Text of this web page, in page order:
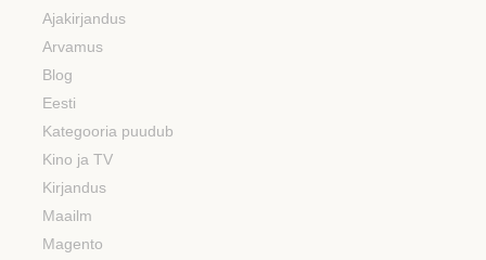
Ajakirjandus
Arvamus
Blog
Eesti
Kategooria puudub
Kino ja TV
Kirjandus
Maailm
Magento